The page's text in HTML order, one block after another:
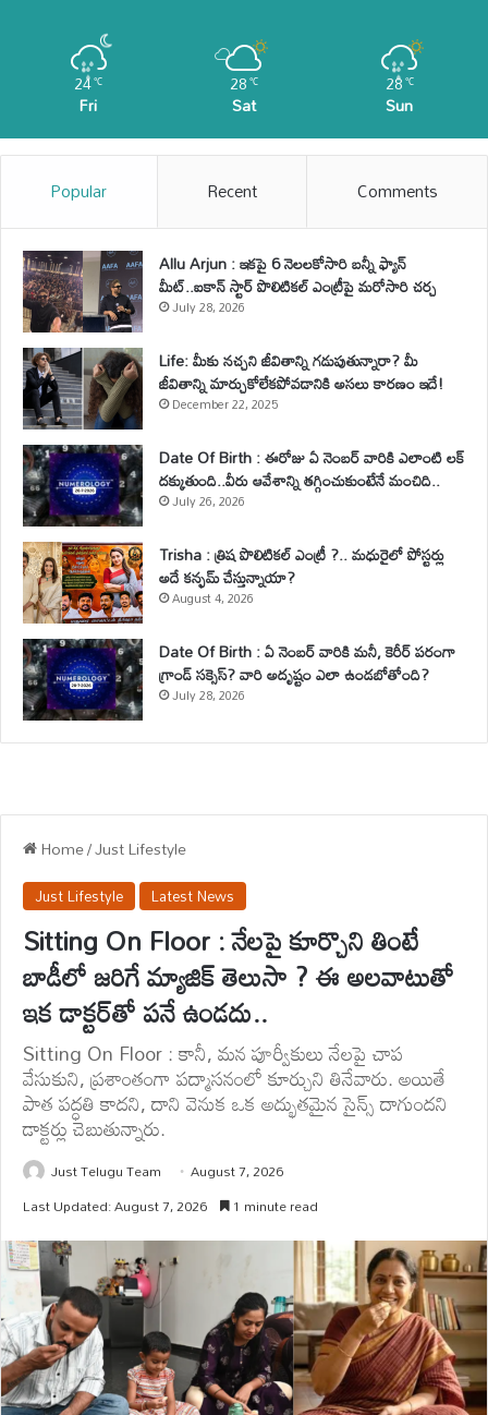
24℃
Fri
28℃
Sat
28℃
Sun
Popular Recent Comments
Allu Arjun : ఇకపై 6 నెలలకోసారి బన్నీ ఫ్యాన్
మీట్..ఐకాన్ స్టార్ పొలిటికల్ ఎంట్రీపై మరోసారి చర్చ
July 28, 2026
Life: మీకు నచ్చని జీవితాన్ని గడుపుతున్నారా? మీ
జీవితాన్ని మార్చుకోలేకపోవడానికి అసలు కారణం ఇదే!
December 22, 2025
Date Of Birth : ఈరోజు ఏ నెంబర్ వారికి ఎలాంటి లక్
దక్కుతుంది..వీరు ఆవేశాన్ని తగ్గించుకుంటేనే మంచిది..
July 26, 2026
Trisha : త్రిష పొలిటికల్ ఎంట్రీ ?.. మధురైలో పోస్టర్లు
అదే కన్ఫమ్ చేస్తున్నాయా?
August 4, 2026
Date Of Birth : ఏ నెంబర్ వారికి మనీ, కెరీర్ పరంగా
గ్రాండ్ సక్సెస్? వారి అదృష్టం ఎలా ఉండబోతోంది?
July 28, 2026